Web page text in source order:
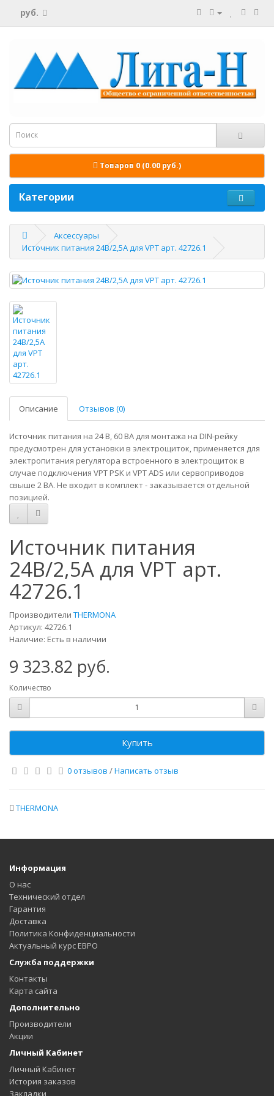
руб.
Товаров 0 (0.00 руб.)
Категории
Аксессуары
Источник питания 24В/2,5А для VPT арт. 42726.1
Описание Отзывов (0)
Источник питания на 24 В, 60 ВА для монтажа на DIN-рейку
предусмотрен для установки в электрощиток, применяется для
электропитания регулятора встроенного в электрощиток в
случае подключения VPT PSK и VPT ADS или сервоприводов
свыше 2 ВА. Не входит в комплект - заказывается отдельной
позицией.
Источник питания
24В/2,5А для VPT арт.
42726.1
Производители THERMONA
Артикул: 42726.1
Наличие: Есть в наличии
9 323.82 руб.
Количество
Купить
0 отзывов /Написать отзыв
THERMONA
Информация
О нас
Технический отдел
Гарантия
Доставка
Политика Конфиденциальности
Актуальный курс ЕВРО
Служба поддержки
Контакты
Карта сайта
Дополнительно
Производители
Акции
Личный Кабинет
Личный Кабинет
История заказов
Закладки